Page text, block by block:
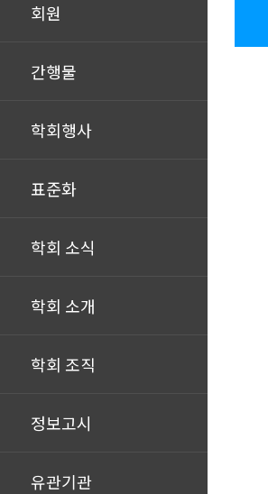
회원
간행물
학회행사
표준화
학회 소식
학회 소개
학회 조직
정보고시
유관기관